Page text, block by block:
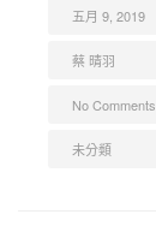
五月 9, 2019
蔡 晴羽
No Comments
未分類